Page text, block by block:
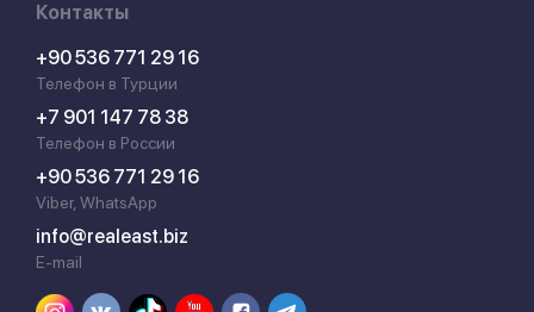
Контакты
+90 536 771 29 16
Телефон в Турции
+7 901 147 78 38
Телефон в России
+90 536 771 29 16
Viber, WhatsApp
info@realeast.biz
E-mail